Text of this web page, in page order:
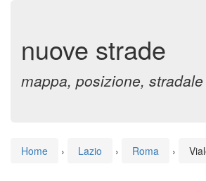
nuove strade
mappa, posizione, stradale
Home › Lazio › Roma ›